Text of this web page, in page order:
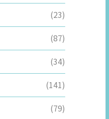
(23)
(87)
(34)
(141)
(79)